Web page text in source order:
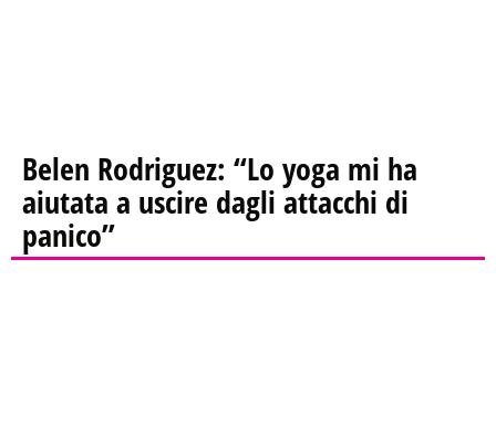
Belen Rodriguez: “Lo yoga mi ha
aiutata a uscire dagli attacchi di
panico”